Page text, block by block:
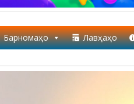
Барномаҳо Лавҳаҳо